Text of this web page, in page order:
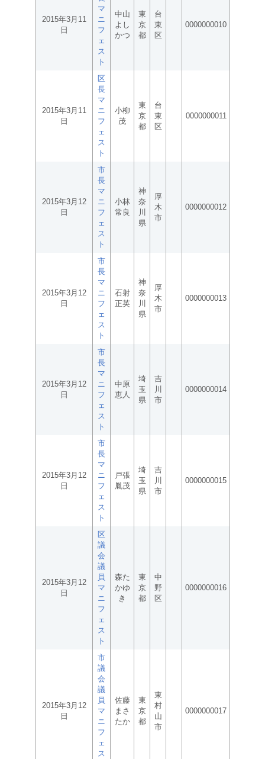
2015年3月11
日
マ
ニ
フ
ェ
ス
ト
中山
よし
かつ
東
京
都
台
東
区
0000000010
2015年3月11
日
区
長
マ
ニ
フ
ェ
ス
ト
小柳
茂
東
京
都
台
東
区
0000000011
2015年3月12
日
市
長
マ
ニ
フ
ェ
ス
ト
小林
常良
神
奈
川
県
厚
木
市
0000000012
2015年3月12
日
市
長
マ
ニ
フ
ェ
ス
ト
石射
正英
神
奈
川
県
厚
木
市
0000000013
2015年3月12
日
市
長
マ
ニ
フ
ェ
ス
ト
中原
恵人
埼
玉
県
吉
川
市
0000000014
2015年3月12
日
市
長
マ
ニ
フ
ェ
ス
ト
戸張
胤茂
埼
玉
県
吉
川
市
0000000015
2015年3月12
日
区
議
会
議
員
マ
ニ
フ
ェ
ス
ト
森た
かゆ
き
東
京
都
中
野
区
0000000016
2015年3月12
日
市
議
会
議
員
マ
ニ
フ
ェ
ス
佐藤
まさ
たか
東
京
都
東
村
山
市
0000000017